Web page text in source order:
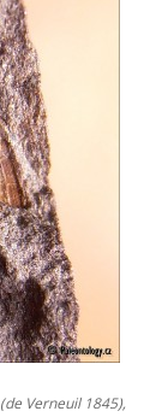
(de Verneuil 1845),